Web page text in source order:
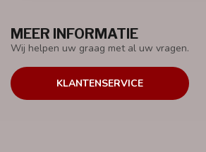
MEER INFORMATIE
Wij helpen uw graag met al uw vragen.
KLANTENSERVICE